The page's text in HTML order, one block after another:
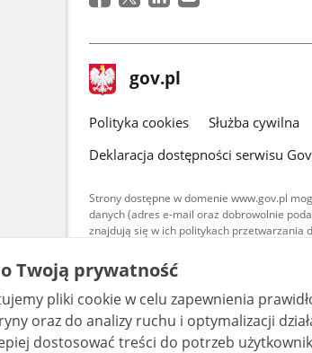
stopka
gov.pl Strona
gov.pl
gov.pl
Polityka cookies Służba cywilna
Deklaracja dostępności serwisu
Strony dostępne w domenie www.gov.pl
danych (adres e-mail oraz dobrowolnie
znajdują się w ich politykach przetwarzania
Treści tekstowe publikowane
udostępniane na licencji typu
warunkach 4.0 (CC BY-SA
są udostępniane na licencji
bez utworów zależnych 4.0
Twoją prywatność
pliki cookie w celu zapewnienia
oraz do analizy ruchu i optymalizacji działania
dostosować treści do potrzeb